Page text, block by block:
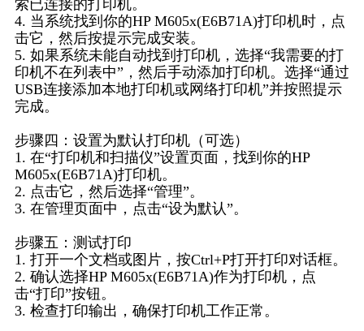
索已连接的打印机。
4. 当系统找到你的HP M605x(E6B71A)打印机时，点
击它，然后按提示完成安装。
5. 如果系统未能自动找到打印机，选择“我需要的打
印机不在列表中”，然后手动添加打印机。选择“通过
USB连接添加本地打印机或网络打印机”并按照提示
完成。
步骤四：设置为默认打印机（可选）
1. 在“打印机和扫描仪”设置页面，找到你的HP
M605x(E6B71A)打印机。
2. 点击它，然后选择“管理”。
3. 在管理页面中，点击“设为默认”。
步骤五：测试打印
1. 打开一个文档或图片，按Ctrl+P打开打印对话框。
2. 确认选择HP M605x(E6B71A)作为打印机，点
击“打印”按钮。
3. 检查打印输出，确保打印机工作正常。